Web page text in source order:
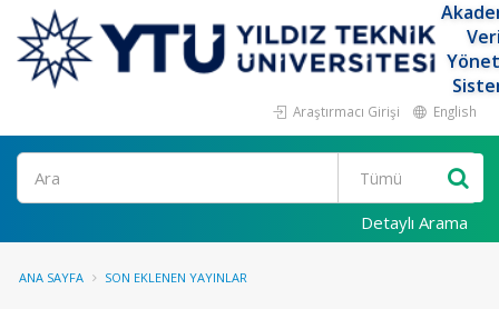
Araştırmacı Girişi English
Ara
Detaylı Arama
ANA SAYFA SON EKLENEN YAYINLAR